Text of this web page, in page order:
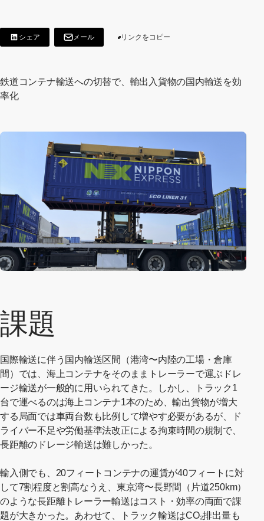
シェア
[LinkedInでシェア]
[新しいウィンドウで開く]
[別ウィンドウで開く]
メール リンクをコピー
鉄道コンテナ輸送への切替で、輸出入貨物の国内輸送を効
率化
課題
国際輸送に伴う国内輸送区間（港湾〜内陸の工場・倉庫
間）では、海上コンテナをそのままトレーラーで運ぶドレ
ージ輸送が一般的に用いられてきた。しかし、トラック1
台で運べるのは海上コンテナ1本のため、輸出貨物が増大
する局面では車両台数も比例して増やす必要があるが、ド
ライバー不足や労働基準法改正による拘束時間の規制で、
長距離のドレージ輸送は難しかった。
輸入側でも、20フィートコンテナの運賃が40フィートに対
して7割程度と割高なうえ、東京湾〜長野間（片道250km）
のような長距離トレーラー輸送はコスト・効率の両面で課
題が大きかった。あわせて、トラック輸送はCO₂排出量も